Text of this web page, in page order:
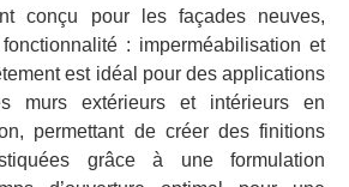
conçu pour les façades neuves,
: imperméabilisation et
est idéal pour des applications
murs extérieurs et intérieurs en
permettant de créer des finitions
grâce à une formulation